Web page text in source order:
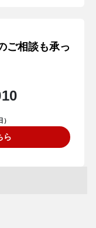
ご相談も承っ
ら